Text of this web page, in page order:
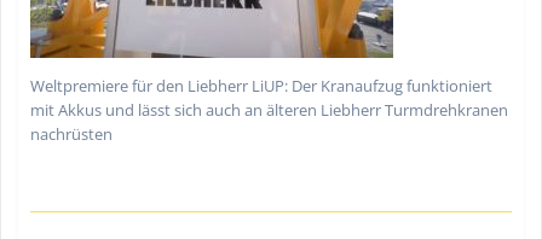
Weltpremiere für den Liebherr LiUP: Der Kranaufzug funktioniert
mit Akkus und lässt sich auch an älteren Liebherr Turmdrehkranen
nachrüsten